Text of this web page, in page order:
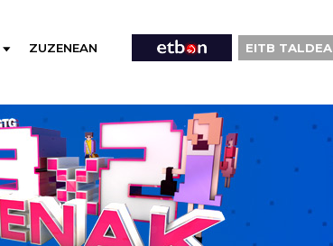
ZUZENEAN EITB TALDEA